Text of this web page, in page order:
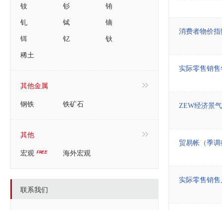
钕
钐
铕
钆
铽
镝
铒
钇
钬
稀土
其他金属
钢铁
铁矿石
其他
宏观
海外宏观
联系我们
消费者物价
实际零售销售
ZEW经济景
贸易帐（季调
实际零售销售